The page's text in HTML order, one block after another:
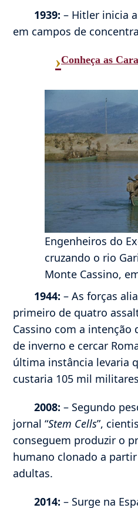
1939: – Hitler inicia
em campos de
›Conheça as
Engenheiros do
cruzando o rio
Monte Cassino,
1944:– As forças
primeiro de quatro
Cassino com a intenção
de inverno e cercar
última instância levaria
custaria 105 mil
2008: – Segundo
jornal “Stem Cells”,
conseguem produzir o
humano clonado a
adultas.
2014: – Surge na